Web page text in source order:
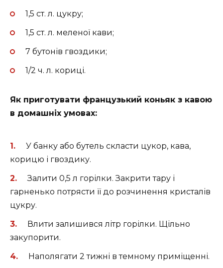
1,5 ст. л. цукру;
1,5 ст. л. меленої кави;
7 бутонів гвоздики;
1/2 ч. л. кориці.
Як приготувати французький коньяк з кавою
в домашніх умовах:
У банку або бутель скласти цукор, кава,
корицю і гвоздику.
Залити 0,5 л горілки. Закрити тару і
гарненько потрясти її до розчинення кристалів
цукру.
Влити залишився літр горілки. Щільно
закупорити.
Наполягати 2 тижні в темному приміщенні.